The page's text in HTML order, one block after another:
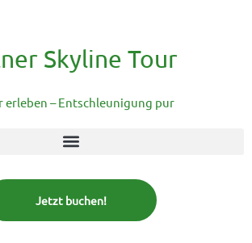
Skyline Tour
erleben – Entschleunigung pur
Jetzt buchen!